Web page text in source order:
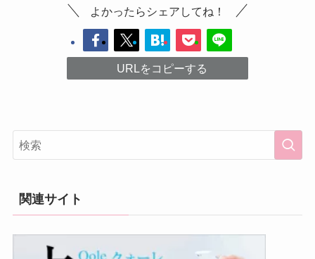
よかったらシェアしてね！
URLをコピーする
関連サイト